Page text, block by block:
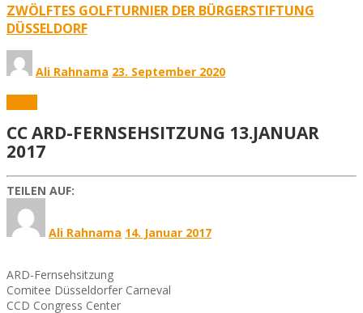
ZWÖLFTES GOLFTURNIER DER BÜRGERSTIFTUNG
DÜSSELDORF
Ali Rahnama 23. September 2020
CC ARD-FERNSEHSITZUNG 13.JANUAR
2017
TEILEN AUF:
Ali Rahnama 14. Januar 2017
ARD-Fernsehsitzung
Comitee Düsseldorfer Carneval
CCD Congress Center